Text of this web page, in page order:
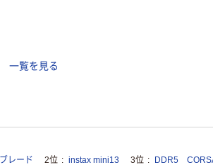
一覧を見る
レード 2位 instax mini13 3位 DDR5